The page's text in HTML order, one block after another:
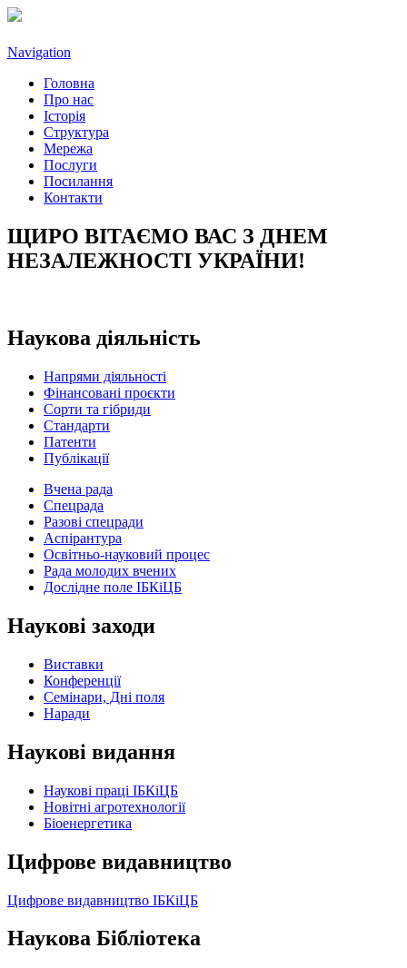
Navigation
Головна
Про нас
Історія
Структура
Мережа
Послуги
Посилання
Контакти
ЩИРО ВІТАЄМО ВАС З ДНЕМ
НЕЗАЛЕЖНОСТІ УКРАЇНИ!
Наукова діяльність
Напрями діяльності
Фінансовані проєкти
Сорти та гібриди
Стандарти
Патенти
Публікації
Вчена рада
Спецрада
Разові спецради
Аспірантура
Освітньо-науковий процес
Рада молодих вчених
Дослідне поле ІБКіЦБ
Наукові заходи
Виставки
Конференції
Семінари, Дні поля
Наради
Наукові видання
Наукові праці ІБКіЦБ
Новітні агротехнології
Бiоенергетика
Цифрове видавництво
Цифрове видавництво ІБКіЦБ
Наукова Бібліотека